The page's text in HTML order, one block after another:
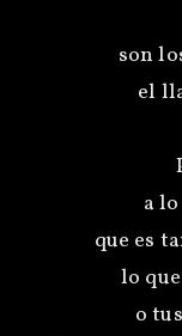
son
el
a
que es
lo
o